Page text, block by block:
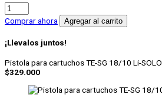
Polímero
Híbrido
Crystal
Comprar ahora Agregar al carrito
¡Llevalos juntos!
Pistola para cartuchos TE-SG 18/10 Li-SOLO
$329.000